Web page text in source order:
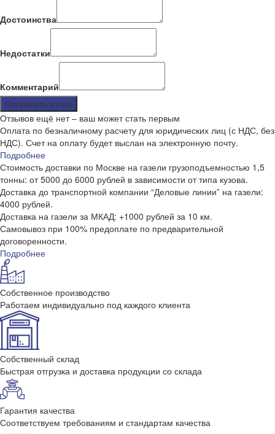
Достоинства
Недостатки
Комментарий
Отправить отзыв
Отзывов ещё нет – ваш может стать первым
Оплата по безналичному расчету для юридических лиц (с НДС, без
НДС). Счет на оплату будет выслан на электронную почту.
Подробнее
Стоимость доставки по Москве на газели грузоподъемностью 1,5
тонны: от 5000 до 6000 рублей в зависимости от типа кузова.
Доставка до транспортной компании “Деловые линии” на газели:
4000 рублей.
Доставка на газели за МКАД: +1000 рублей за 10 км.
Самовывоз при 100% предоплате по предварительной
договоренности.
Подробнее
Собственное производство
Работаем индивидуально под каждого клиента
Собственный склад
Быстрая отгрузка и доставка продукции со склада
Гарантия качества
Соответствуем требованиям и стандартам качества